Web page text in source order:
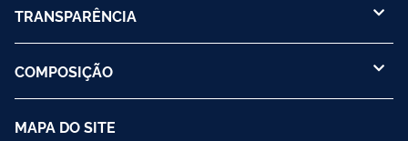
TRANSPARÊNCIA
COMPOSIÇÃO
MAPA DO SITE